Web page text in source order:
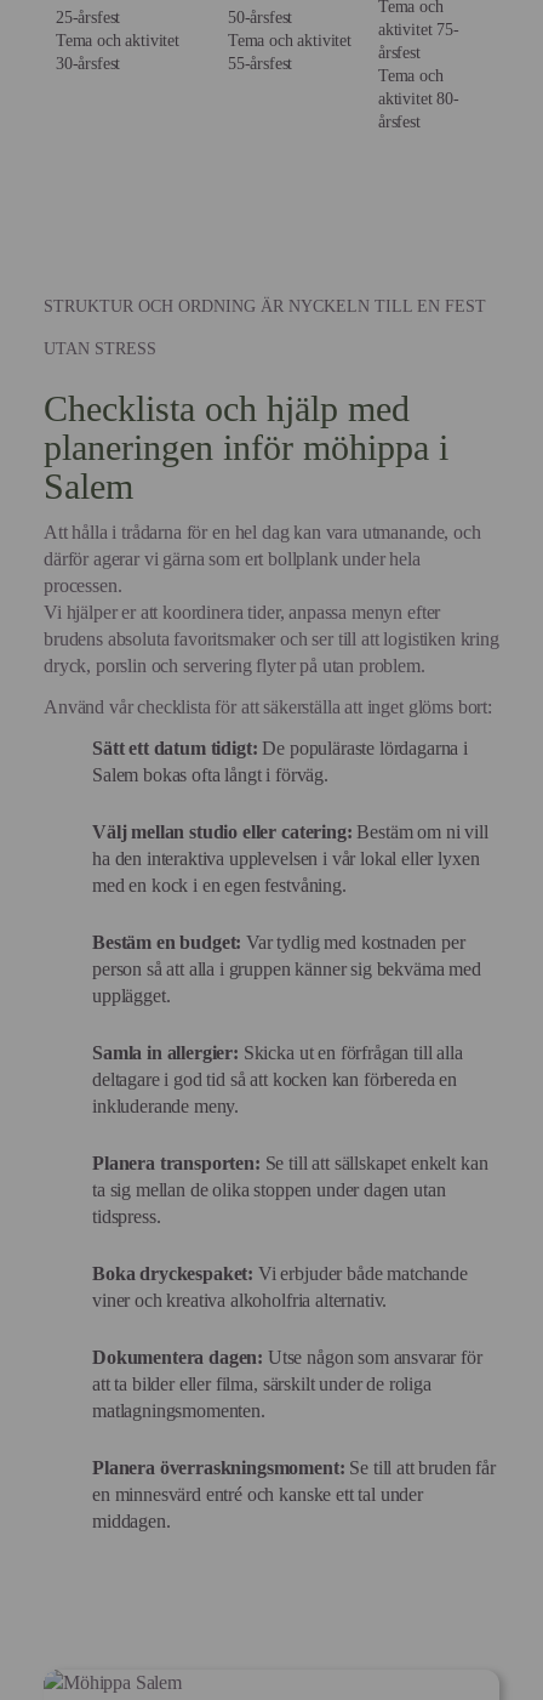
25-årsfest
Tema och aktivitet
30-årsfest
50-årsfest
Tema och aktivitet
55-årsfest
Tema och
aktivitet 75-
årsfest
Tema och
aktivitet 80-
årsfest
STRUKTUR OCH ORDNING ÄR NYCKELN TILL EN FEST
UTAN STRESS
Checklista och hjälp med
planeringen inför möhippa i
Salem
Att hålla i trådarna för en hel dag kan vara utmanande, och
därför agerar vi gärna som ert bollplank under hela
processen.
Vi hjälper er att koordinera tider, anpassa menyn efter
brudens absoluta favoritsmaker och ser till att logistiken kring
dryck, porslin och servering flyter på utan problem.
Använd vår checklista för att säkerställa att inget glöms bort:
Sätt ett datum tidigt:De populäraste lördagarna i
Salem bokas ofta långt i förväg.
Välj mellan studio eller catering:Bestäm om ni vill
ha den interaktiva upplevelsen i vår lokal eller lyxen
med en kock i en egen festvåning.
Bestäm en budget:Var tydlig med kostnaden per
person så att alla i gruppen känner sig bekväma med
upplägget.
Samla in allergier: Skicka ut en förfrågan till alla
deltagare i god tid så att kocken kan förbereda en
inkluderande meny.
Planera transporten: Se till att sällskapet enkelt kan
ta sig mellan de olika stoppen under dagen utan
tidspress.
Boka dryckespaket: Vi erbjuder både matchande
viner och kreativa alkoholfria alternativ.
Dokumentera dagen: Utse någon som ansvarar för
att ta bilder eller filma, särskilt under de roliga
matlagningsmomenten.
Planera överraskningsmoment: Se till att bruden får
en minnesvärd entré och kanske ett tal under
middagen.